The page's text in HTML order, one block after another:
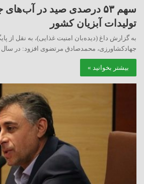
سهم ۵۳ درصدی صید در
تولیدات آبزیان کشور
به گزارش داغ (دیده‌بان امنیت غذایی)، به نقل از
جهادکشاورزی، محمدصادق مرتضوی افزود: در سال ۱۴۰۴ بیش…
بیشتر بخوانید »